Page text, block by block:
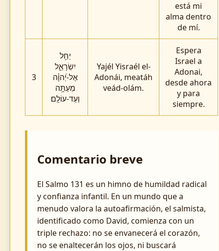
está mi
alma dentro
de mí.
3
יַחֵ֥ל
יִשְׂרָאֵ֑ל
אֶל-יְ֝הוָ֗ה
מֵעַתָּ֥ה
וְעַד-עוֹלָֽם׃
Yajél Yisraél el-
Adonái, meatáh
veád-olám.
Espera
Israel a
Adonai,
desde ahora
y para
siempre.
Comentario breve
El Salmo 131 es un himno de humildad radical
y confianza infantil. En un mundo que a
menudo valora la autoafirmación, el salmista,
identificado como David, comienza con un
triple rechazo: no se envanecerá el corazón,
no se enaltecerán los ojos, ni buscará